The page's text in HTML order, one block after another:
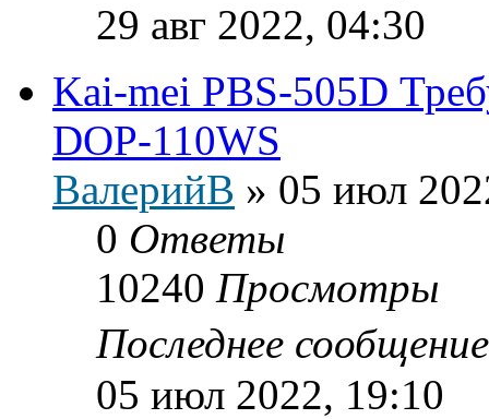
29 авг 2022, 04:30
Kai-mei PBS-505D
DOP-110WS
ВалерийВ » 05 июл
0 Ответы
10240 Просмотры
Последнее
05 июл 2022, 19:10